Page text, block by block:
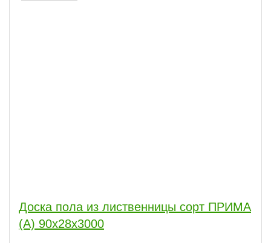
Доска пола из лиственницы сорт ПРИМА
(А) 90x28x3000